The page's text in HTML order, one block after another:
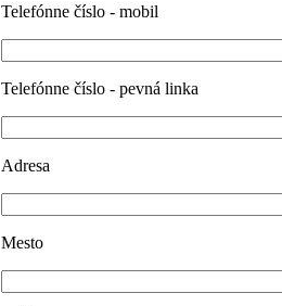
Telefónne číslo - mobil
Telefónne číslo - pevná linka
Adresa
Mesto